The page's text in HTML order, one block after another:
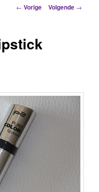
Berichtnavigatie
← Vorige Volgende →